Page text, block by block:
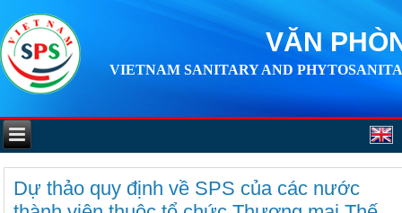
VĂN
VIETNAM SANITARY AND
Dự thảo quy định về SPS của các nước